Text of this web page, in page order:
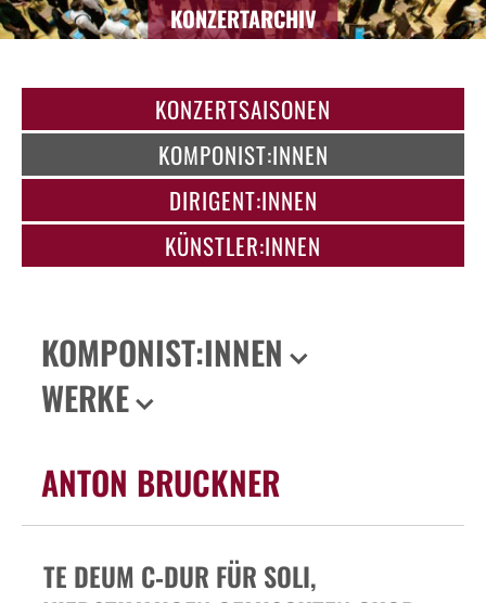
KONZERTARCHIV
KONZERTSAISONEN
KOMPONIST:INNEN
DIRIGENT:INNEN
KÜNSTLER:INNEN
KOMPONIST:INNEN
WERKE
ANTON BRUCKNER
TE DEUM C‑DUR FÜR SOLI,